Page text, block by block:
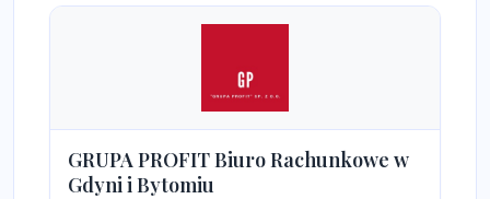
GRUPA PROFIT Biuro Rachunkowe w
Gdyni i Bytomiu